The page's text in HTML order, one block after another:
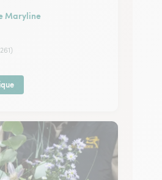
Maryline